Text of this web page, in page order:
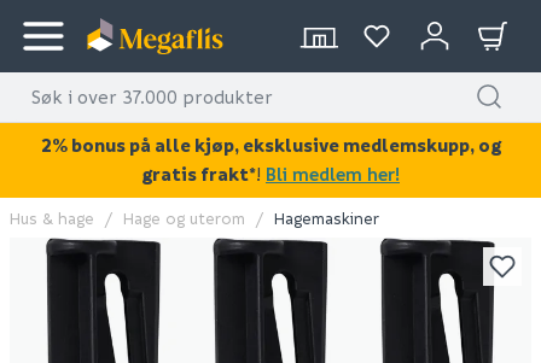
KAN DISSE VÆRE AV INTERESSE?
Hus & hage Hage og uterom Hagemaskiner
2% bonus på alle kjøp, eksklusive medlemskupp, og
gratis frakt*! Bli medlem her!